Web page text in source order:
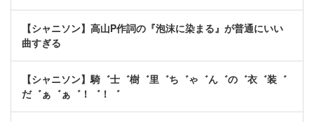
【シャニソン】高山P作詞の『泡沫に染まる』が普通にいい
曲すぎる
【シャニソン】騎゛士゛樹゛里゛ち゛ゃ゛ん゛の゛衣゛装゛
だ゛ぁ゛ぁ゛！゛！゛